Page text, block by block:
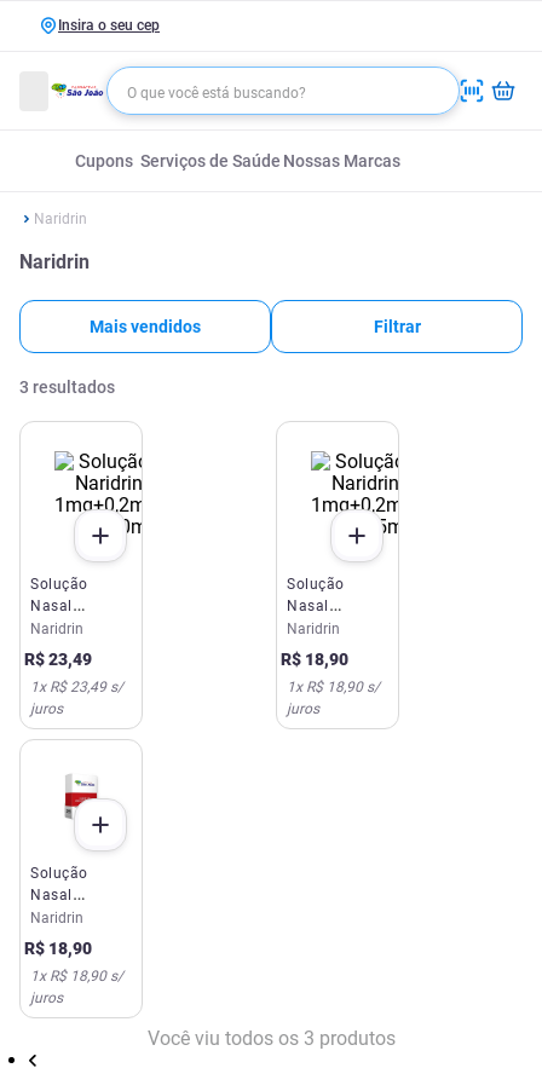
Insira o seu cep
Cupons Serviços de Saúde Nossas Marcas
Naridrin
Naridrin
Mais vendidos Filtrar
3 resultados
Solução
Nasal
Naridrin EMS
1mg+0,2mg+5mg
30ml
Naridrin
R$23,49
1x R$ 23,49s/
juros
Solução
Nasal
Naridrin EMS
1mg+0,2mg+5mg
15ml
Naridrin
R$ 18,90
1x R$ 18,90s/
juros
Solução
Nasal
Naridrin EMS
Pediátrico
15ml
Naridrin
R$ 18,90
1x R$ 18,90s/
juros
Você viu todos os 3 produtos